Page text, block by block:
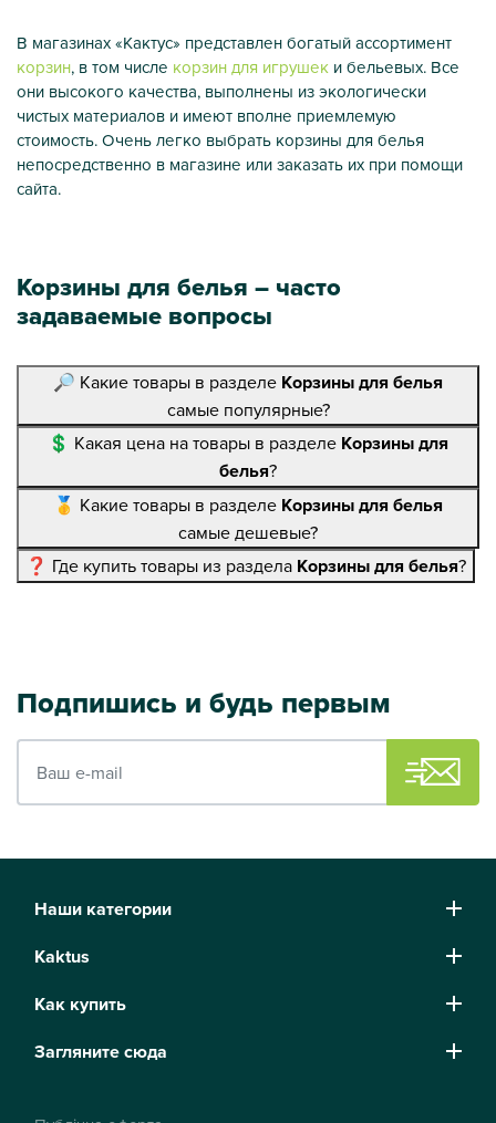
В магазинах «Кактус» представлен богатый ассортимент
корзин, в том числе корзин для игрушек и бельевых. Все
они высокого качества, выполнены из экологически
чистых материалов и имеют вполне приемлемую
стоимость. Очень легко выбрать корзины для белья
непосредственно в магазине или заказать их при помощи
сайта.
Корзины для белья – часто
задаваемые вопросы
🔎 Какие товары в разделе Корзины для белья
самые популярные?
💲 Какая цена на товары в разделе Корзины для
белья?
🥇 Какие товары в разделе Корзины для белья
самые дешевые?
❓ Где купить товары из раздела Корзины для белья?
Подпишись и будь первым
Ваш e-mail
Наши категории
Kaktus
Как купить
Загляните сюда